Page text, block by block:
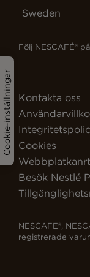
Cookie-inställningar
Sweden
Följ NESCAFÉ®
Kontakta oss
Cookies
Besök Nestlé
NESCAFE®,
registrerade